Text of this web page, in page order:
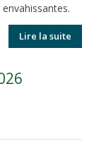
Lire la suite